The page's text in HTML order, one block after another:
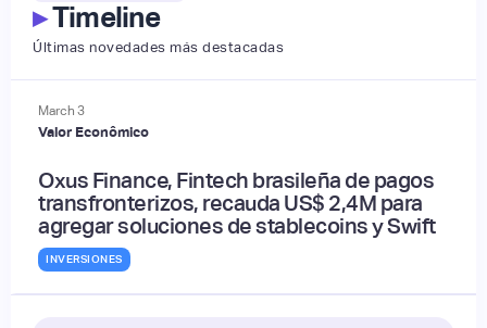
▸Timeline
Últimas novedades más destacadas
March 3
Valor Econômico
Oxus Finance, Fintech brasileña de pagos
transfronterizos, recauda US$ 2,4M para
agregar soluciones de stablecoins y Swift
INVERSIONES